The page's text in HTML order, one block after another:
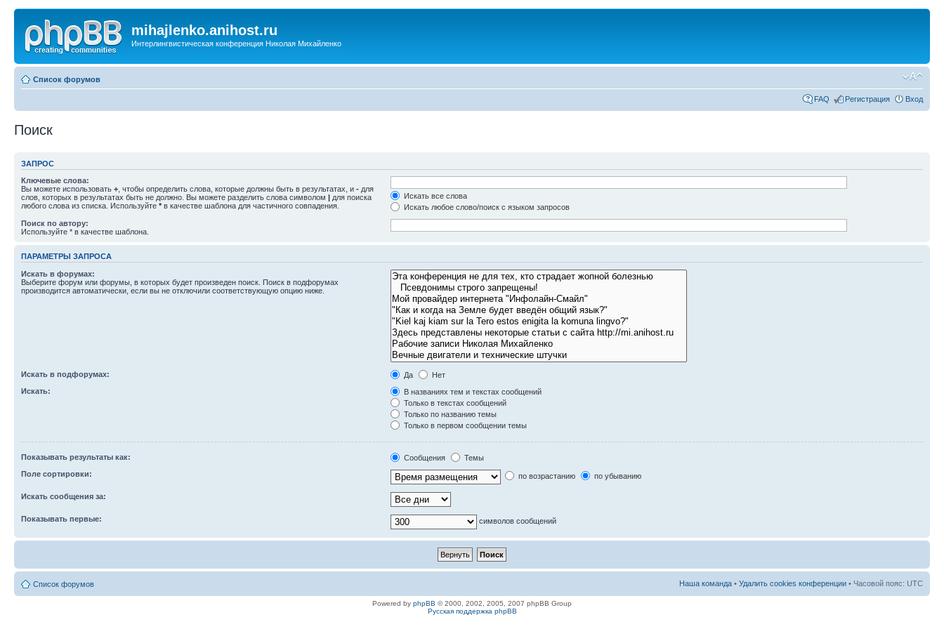
mihajlenko.anihost.ru
Интерлингвистическая конференция Николая Михайленко
Список форумов
FAQ Регистрация Вход
Поиск
ЗАПРОС
Ключевые слова:
Вы можете использовать + , чтобы определить слова, которые должны быть в результатах, и - для
слов, которых в результатах быть не должно. Вы можете разделить слова символом | для поиска
любого слова из списка. Используйте * в качестве шаблона для частичного совпадения.
Искать все слова
Искать любое слово/поиск с языком запросов
Поиск по автору:
Используйте * в качестве шаблона.
ПАРАМЕТРЫ ЗАПРОСА
Искать в форумах:
Выберите форум или форумы, в которых будет произведен поиск. Поиск в подфорумах
производится автоматически, если вы не отключили соответствующую опцию ниже.
Искать в подфорумах: Да
Нет
Искать:
В названиях тем и текстах сообщений
Только в текстах сообщений
Только по названию темы
Только в первом сообщении темы
Показывать результаты как: Сообщения
Темы
Поле сортировки:
по возрастанию по убыванию
Искать сообщения за:
Показывать первые: символов сообщений
Список форумов Наша команда • Удалить cookies конференции • Часовой пояс: UTC
Powered by phpBB © 2000, 2002, 2005, 2007 phpBB Group
Русская поддержка phpBB